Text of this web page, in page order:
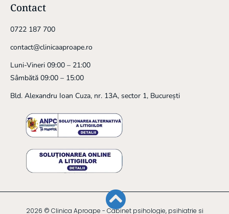
Contact
0722 187 700
contact@clinicaaproape.ro
Luni-Vineri 09:00 – 21:00
Sâmbătă 09:00 – 15:00
Bld. Alexandru Ioan Cuza, nr. 13A, sector 1, București
2026 © Clinica Aproape - Cabinet psihologie, psihiatrie si